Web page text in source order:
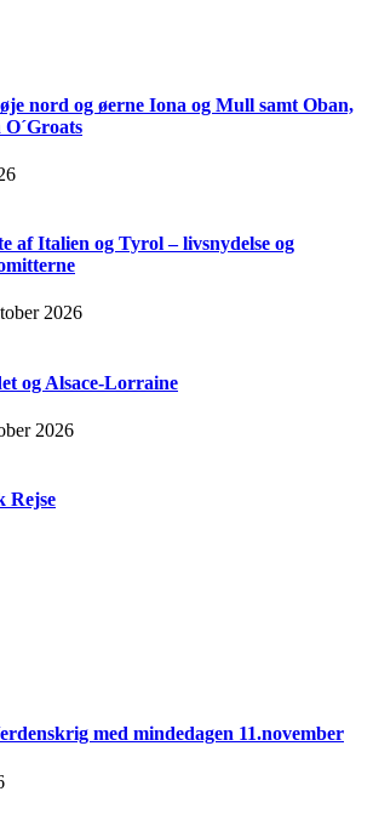
nord og øerne Iona og Mull samt Oban,
af Italien og Tyrol – livsnydelse og
2026
og Alsace-Lorraine
2026
Rejse
med mindedagen 11.november